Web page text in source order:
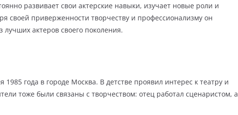
развивает свои актерские навыки, изучает новые роли и
своей приверженности творчеству и профессионализму он
актеров своего поколения.
года в городе Москва. В детстве проявил интерес к театру и
тоже были связаны с творчеством: отец работал сценаристом, а